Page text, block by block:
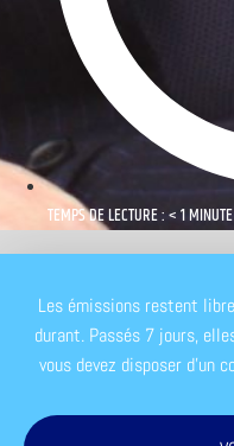
TEMPS DE LECTURE : < 1 MINUTE
Les émissions restent
durant. Passés 7 jours,
vous devez disposer d'un